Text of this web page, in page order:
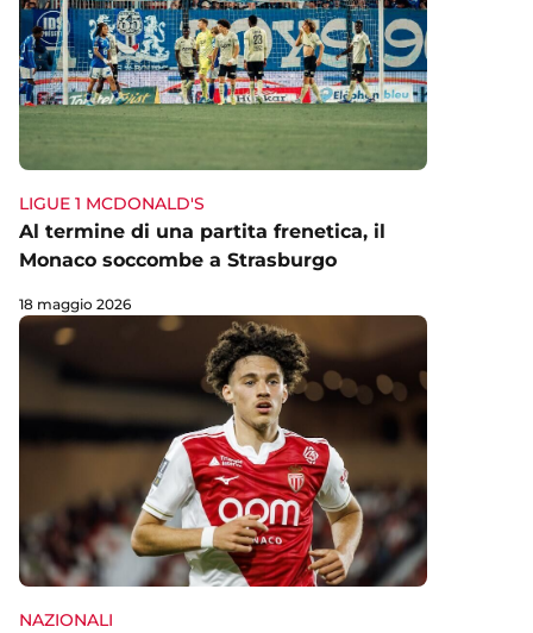
LIGUE 1 MCDONALD'S
Al termine di una partita frenetica, il
Monaco soccombe a Strasburgo
18 maggio 2026
NAZIONALI